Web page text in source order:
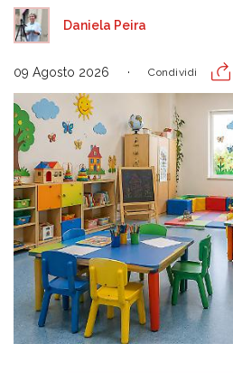
Daniela Peira
09 Agosto 2026 Condividi